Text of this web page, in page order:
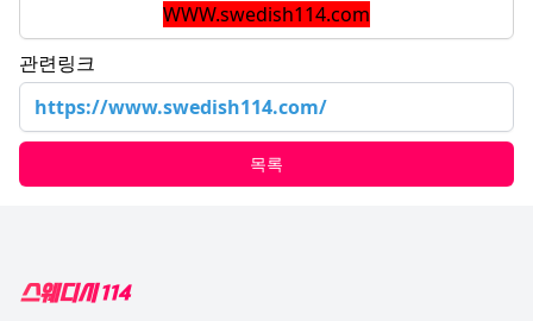
WWW.swedish114.com
관련링크
https://www.swedish114.com/
목록